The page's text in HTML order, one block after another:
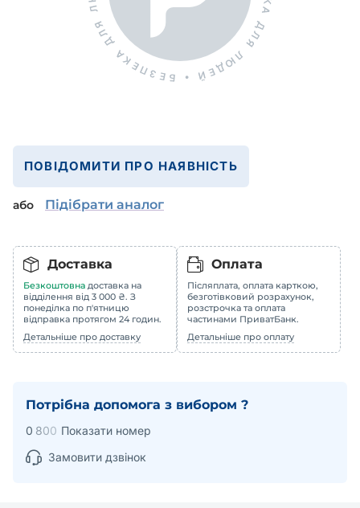
ПОВІДОМИТИ ПРО НАЯВНІСТЬ
або Підібрати аналог
Доставка
Безкоштовна доставка на
відділення від 3 000 ₴. З
понеділка по п'ятницю
відправка протягом 24 годин.
Детальніше про доставку
Оплата
Післяплата, оплата карткою,
безготівковий розрахунок,
розстрочка та оплата
частинами ПриватБанк.
Детальніше про оплату
Потрібна допомога з вибором ?
0 800 Показати номер
Замовити дзвінок